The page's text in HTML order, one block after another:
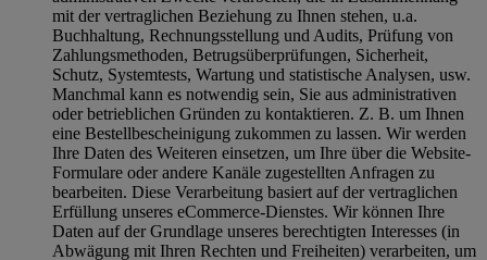
mit der vertraglichen Beziehung zu Ihnen stehen, u.a.
Buchhaltung, Rechnungsstellung und Audits, Prüfung von
Zahlungsmethoden, Betrugsüberprüfungen, Sicherheit,
Schutz, Systemtests, Wartung und statistische Analysen, usw.
Manchmal kann es notwendig sein, Sie aus administrativen
oder betrieblichen Gründen zu kontaktieren. Z. B. um Ihnen
eine Bestellbescheinigung zukommen zu lassen. Wir werden
Ihre Daten des Weiteren einsetzen, um Ihre über die Website-
Formulare oder andere Kanäle zugestellten Anfragen zu
bearbeiten. Diese Verarbeitung basiert auf der vertraglichen
Erfüllung unseres eCommerce-Dienstes. Wir können Ihre
Daten auf der Grundlage unseres berechtigten Interesses (in
Abwägung mit Ihren Rechten und Freiheiten) verarbeiten, um